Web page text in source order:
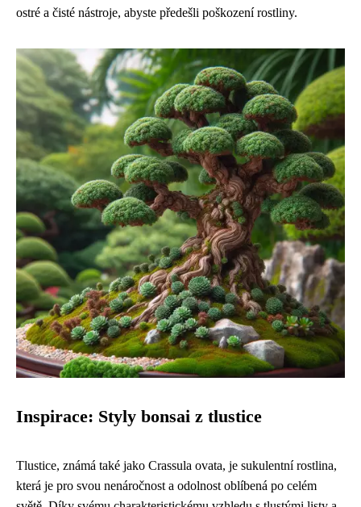
ostré a čisté nástroje, abyste předešli poškození rostliny.
Inspirace: Styly bonsai z tlustice
Tlustice, známá také jako Crassula ovata, je sukulentní rostlina,
která je pro svou nenáročnost a odolnost oblíbená po celém